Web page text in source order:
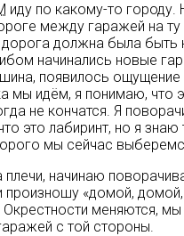
иду по какому-то
между гаражей на ту
дорога должна была быть
начинались новые
появилось ощущение
мы идём, я понимаю, что
не кончатся. Я
это лабиринт, но я знаю
мы сейчас
плечи, начинаю
произношу «домой,
Окрестности меняются,
с той стороны.